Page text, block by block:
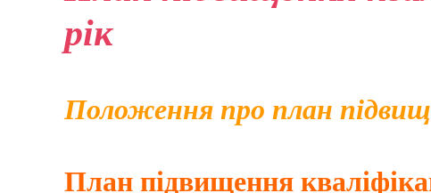
рік
Положення про план
План підвищення